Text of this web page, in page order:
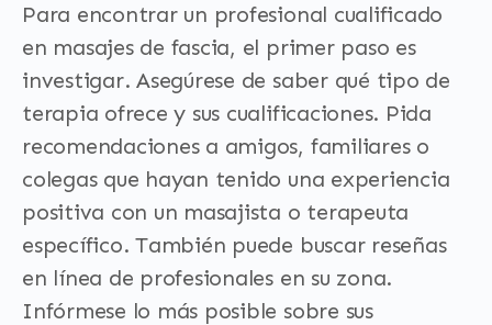
Para encontrar un profesional cualificado
en masajes de fascia, el primer paso es
investigar. Asegúrese de saber qué tipo de
terapia ofrece y sus cualificaciones. Pida
recomendaciones a amigos, familiares o
colegas que hayan tenido una experiencia
positiva con un masajista o terapeuta
específico. También puede buscar reseñas
en línea de profesionales en su zona.
Infórmese lo más posible sobre sus